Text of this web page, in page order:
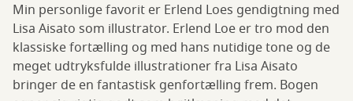
Min personlige favorit er Erlend Loes gendigtning med
Lisa Aisato som illustrator. Erlend Loe er tro mod den
klassiske fortælling og med hans nutidige tone og de
meget udtryksfulde illustrationer fra Lisa Aisato
bringer de en fantastisk genfortælling frem. Bogen